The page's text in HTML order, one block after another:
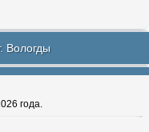
Вологды
года.